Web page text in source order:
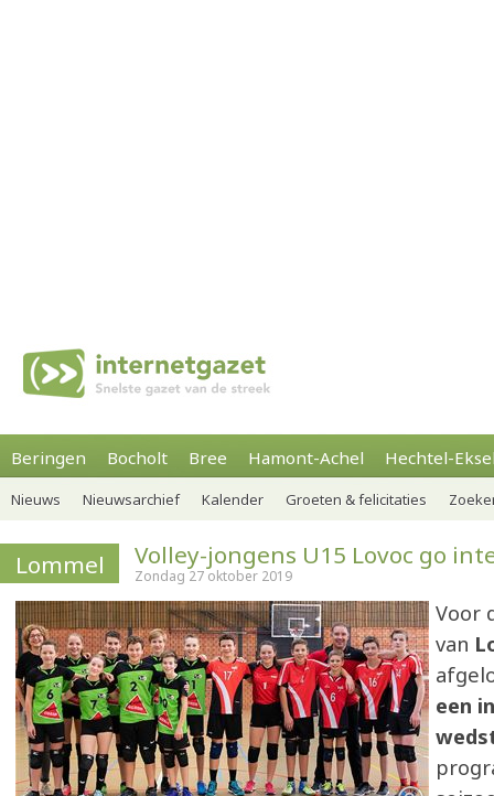
Beringen Bocholt Bree Hamont-Achel Hechtel-
Nieuws Nieuwsarchief Kalender Groeten & felicitaties
Lommel Volley-jongens U15 Lovoc go
Zondag 27 oktober 2019
Voor
van
een